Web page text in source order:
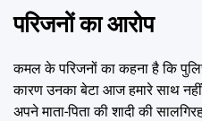
परिजनों का आरोप
कमल के परिजनों का कहना है कि
कारण उनका बेटा आज हमारे साथ
अपने माता-पिता की शादी की